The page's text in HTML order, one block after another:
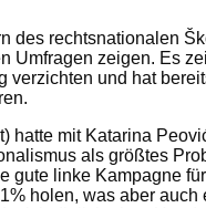
des rechtsnationalen
Umfragen zeigen. Es
und hat
hatte mit Katarina
als größtes
linke Kampagne
holen, was aber